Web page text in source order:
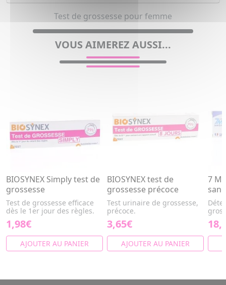
Test de grossesse pour femme
VOUS AIMEREZ AUSSI...
BIOSYNEX Simply test de
grossesse
Test de grossesse efficace
dès le 1er jour des règles.
1,98€
AJOUTER AU PANIER
BIOSYNEX test de
grossesse précoce
Test urinaire de grossesse,
précoce.
3,65€
AJOUTER AU PANIER
7